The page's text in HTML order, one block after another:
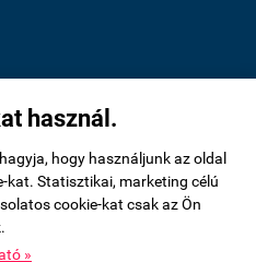
használ.
hogy használjunk az oldal
kat. Statisztikai, marketing célú
cookie-kat csak az Ön
»